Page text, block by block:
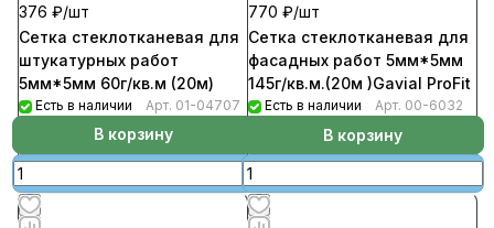
376 ₽/шт
Сетка стеклотканевая для
штукатурных работ
5мм*5мм 60г/кв.м (20м)
Есть в наличии Арт. 01-04707
В корзину
770 ₽/шт
Сетка стеклотканевая для
фасадных работ 5мм*5мм
145г/кв.м.(20м )Gavial ProFit
Есть в наличии Арт. 00-6032
В корзину